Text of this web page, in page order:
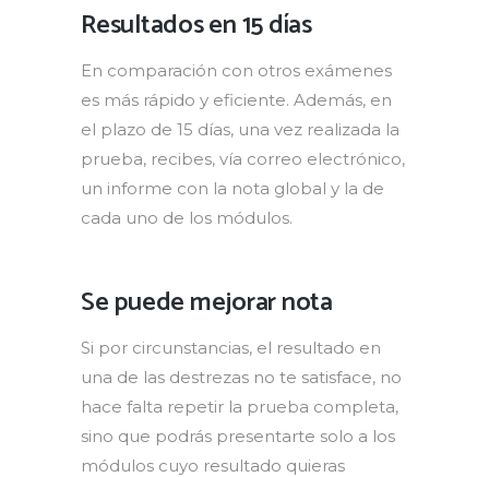
Resultados en 15 días
En comparación con otros exámenes
es más rápido y eficiente. Además, en
el plazo de 15 días, una vez realizada la
prueba, recibes, vía correo electrónico,
un informe con la nota global y la de
cada uno de los módulos.
Se puede mejorar nota
Si por circunstancias, el resultado en
una de las destrezas no te satisface, no
hace falta repetir la prueba completa,
sino que podrás presentarte solo a los
módulos cuyo resultado quieras